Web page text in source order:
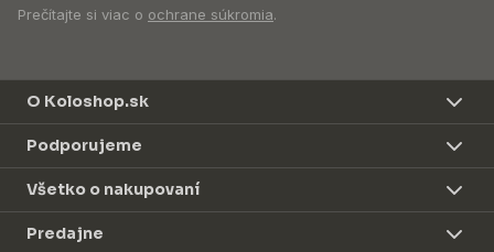
Prečítajte si viac o ochrane súkromia.
O Koloshop.sk
Podporujeme
Všetko o nakupovaní
Predajne